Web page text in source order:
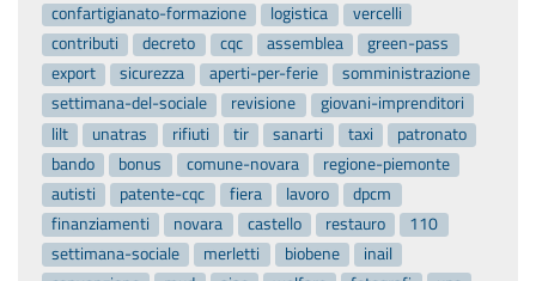
confartigianato-formazione
logistica
vercelli
contributi
decreto cqc assemblea
green-pass
export
sicurezza aperti-per-ferie
somministrazione
settimana-del-sociale
revisione
giovani-imprenditori
lilt
unatras rifiuti tir sanarti taxi
patronato
bando
bonus comune-novara
regione-piemonte
autisti
patente-cqc fiera lavoro
dpcm
finanziamenti
novara castello restauro
110
settimana-sociale
merletti biobene
inail